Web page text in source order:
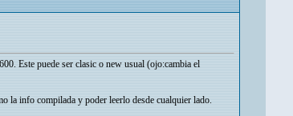
Este puede ser clasic o new usual (ojo:cambia el
la info compilada y poder leerlo desde cualquier lado.